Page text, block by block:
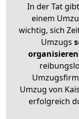
In der Tat
einem
wichtig, sich
Umzugs
organisieren
Umzug von
erfolgreich